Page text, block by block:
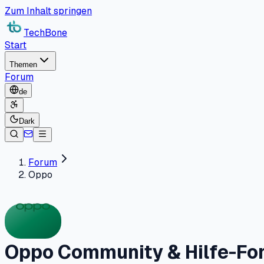
Zum Inhalt springen
TechBone
Start
Themen
Forum
de
Dark
Forum
Oppo
Oppo Community & Hilfe-